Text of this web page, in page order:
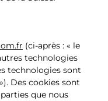
(ci-après : « le
technologies
technologies sont
Des cookies sont
que nous